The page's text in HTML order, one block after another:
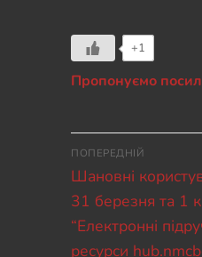
+1
Пропонуємо
Навігація
записів
ПОПЕРЕДНІЙ
Попередній
запис:
Шановні
31 березня та 1
“Електронні
ресурси